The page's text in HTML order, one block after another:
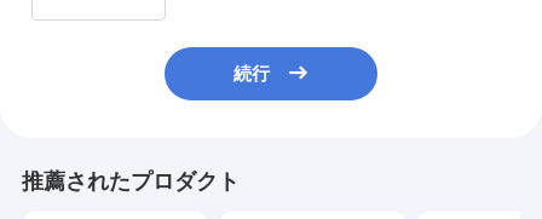
続行
推薦されたプロダクト